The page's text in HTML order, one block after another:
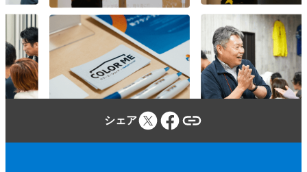
本規約、本イベントに関する当社のウェブ
サイトに定める事項及び本イベントの開催
場所・施設等の定める規程等（併せて、以
下「本規約等」といいます。）を遵守しな
ければならないものとします。
おそれがあると当社が判断した場合、当社
（当社が本イベントに関して業務を委託す
シェア